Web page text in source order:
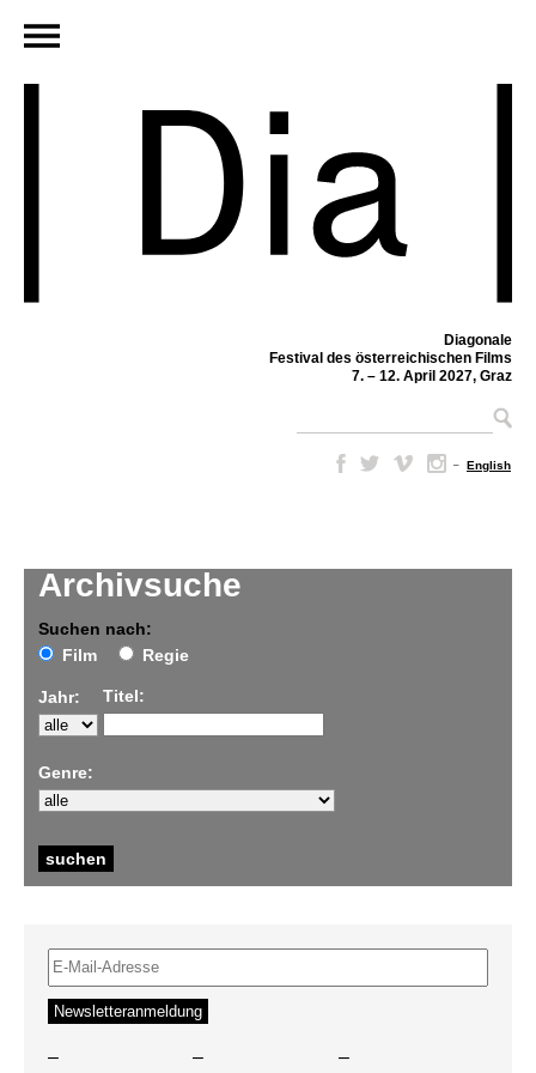
Diagonale
Festival des österreichischen Films
7. – 12. April 2027, Graz
– English
Archivsuche
Suchen nach:
Film
Regie
Jahr: Titel:
Genre:
– – –